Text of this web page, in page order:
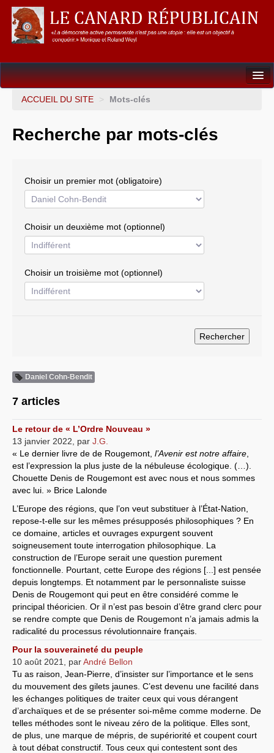
Dossiers
Gouvernance mondiale & mondialisation
Résistances
Systèmes & société sous contrôle
ACCUEIL DU SITE > Mots-clés
Recherche par mots-clés
Choisir un premier mot (obligatoire)
Choisir un deuxième mot (optionnel)
Choisir un troisième mot (optionnel)
Daniel Cohn-Bendit
7 articles
Le retour de « L’Ordre Nouveau »
13 janvier 2022
par J.G.
« Le dernier livre de de Rougemont, l’Avenir est notre affaire
est l’expression la plus juste de la nébuleuse écologique. (…).
Chouette Denis de Rougemont est avec nous et nous sommes
avec lui. » Brice Lalonde
L’Europe des régions, que l’on veut substituer à l’État-Nation,
repose-t-elle sur les mêmes présupposés philosophiques ? En
ce domaine, articles et ouvrages expurgent souvent
soigneusement toute interrogation philosophique. La
construction de l’Europe serait une question purement
fonctionnelle. Pourtant, cette Europe des régions [...] est pensée
depuis longtemps. Et notamment par le personnaliste suisse
Denis de Rougemont qui peut en être considéré comme le
principal théoricien. Or il n’est pas besoin d’être grand clerc pour
se rendre compte que Denis de Rougemont n’a jamais admis la
radicalité du processus révolutionnaire français.
Pour la souveraineté du peuple
10 août 2021
parAndré Bellon
Tu as raison, Jean-Pierre, d’insister sur l’importance et le sens
du mouvement des gilets jaunes. C’est devenu une facilité dans
les échanges politiques de traiter ceux qui vous dérangent
d’archaïques et de se présenter soi-même comme moderne. De
telles méthodes sont le niveau zéro de la politique. Elles sont,
de plus, une marque de mépris, de supériorité et coupent court
à tout débat constructif. Tous ceux qui contestent sont des